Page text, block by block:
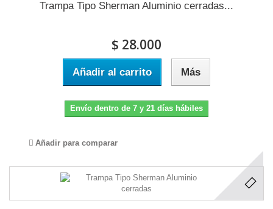
Trampa Tipo Sherman Aluminio cerradas...
$ 28.000
Añadir al carrito Más
Envío dentro de 7 y 21 días hábiles
Añadir para comparar